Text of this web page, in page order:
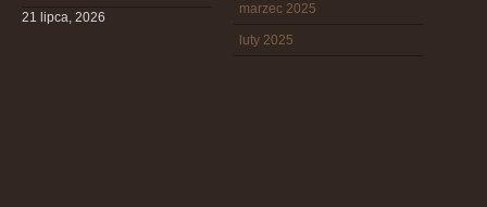
21 lipca, 2026
marzec 2025
luty 2025